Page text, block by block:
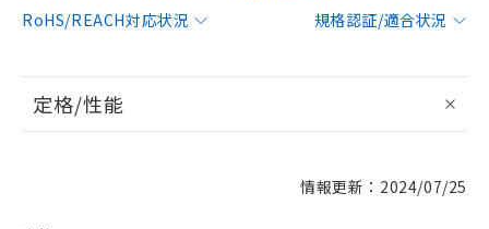
RoHS/REACH対応状況
規格認証/適合状況
定格/性能
情報更新：2024/07/25